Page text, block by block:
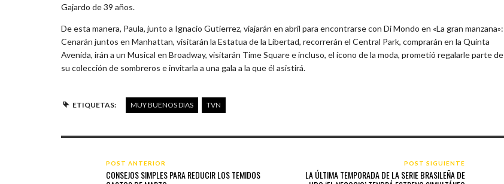
Gajardo de 39 años.
De esta manera, Paula, junto a Ignacio Gutierrez, viajarán en abril para encontrarse con Di Mondo en «La gran manzana»:
Cenarán juntos en Manhattan, visitarán la Estatua de la Libertad, recorrerán el Central Park, comprarán en la Quinta
Avenida, irán a un Musical en Broadway, visitarán Time Square e incluso, el ícono de la moda, prometió regalarle parte de
su colección de sombreros e invitarla a una gala a la que él asistirá.
ETIQUETAS: MUY BUENOS DIAS TVN
POST ANTERIOR
CONSEJOS SIMPLES PARA REDUCIR LOS TEMIDOS
POST SIGUIENTE
LA ÚLTIMA TEMPORADA DE LA SERIE BRASILEÑA DE